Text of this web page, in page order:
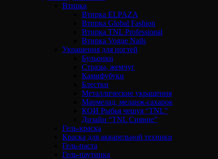
Втирка
Втирка ELPAZA
Втирка Global Fashion
Втирка TNL Professional
Втирка Vogue Nails
Украшения для ногтей
Бульонки
Стразы, жемчуг
Камифубуки
Блестки
Металлические украшения
Мармелад, меланж-сахарок
КОИ Рыбья чешуя “TNL”
Дизайн “TNL Сияние”
Гель-краска
Краска для акварельной техники
Гель-паста
Гель-паутинка